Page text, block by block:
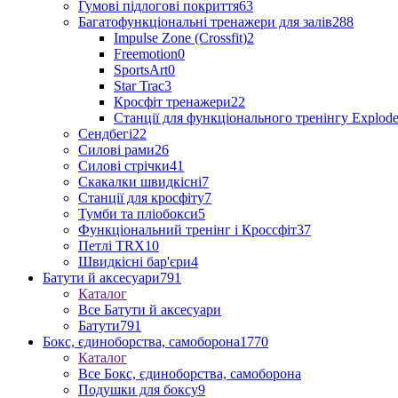
Гумові підлогові покриття63
Багатофункціональні тренажери для залів288
Impulse Zone (Crossfit)2
Freemotion0
SportsArt0
Star Trac3
Кросфіт тренажери22
Станції для функціонального тренінгу Explode
Сендбегі22
Силові рами26
Силові стрічки41
Скакалки швидкісні7
Станції для кросфіту7
Тумби та пліобокси5
Функціональний тренінг і Кроссфіт37
Петлі TRX10
Швидкісні бар'єри4
Батути й аксесуари791
Каталог
Все Батути й аксесуари
Батути791
Бокс, єдиноборства, самоборона1770
Каталог
Все Бокс, єдиноборства, самоборона
Подушки для боксу9